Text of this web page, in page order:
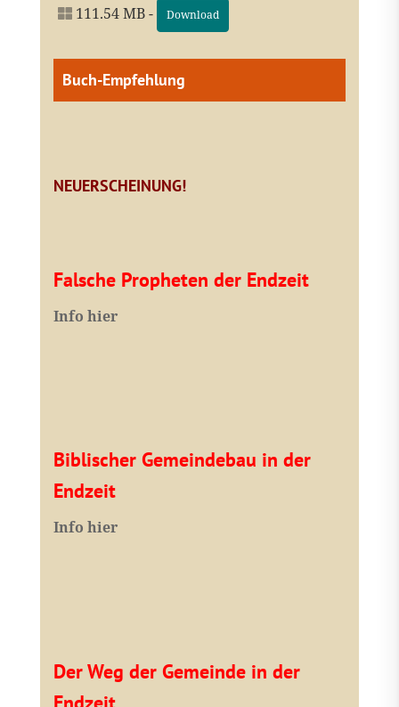
111.54 MB -
Download
Buch-Empfehlung
NEUERSCHEINUNG!
Falsche Propheten der Endzeit
Info hier
Biblischer Gemeindebau in der
Endzeit
Info hier
Der Weg der Gemeinde in der